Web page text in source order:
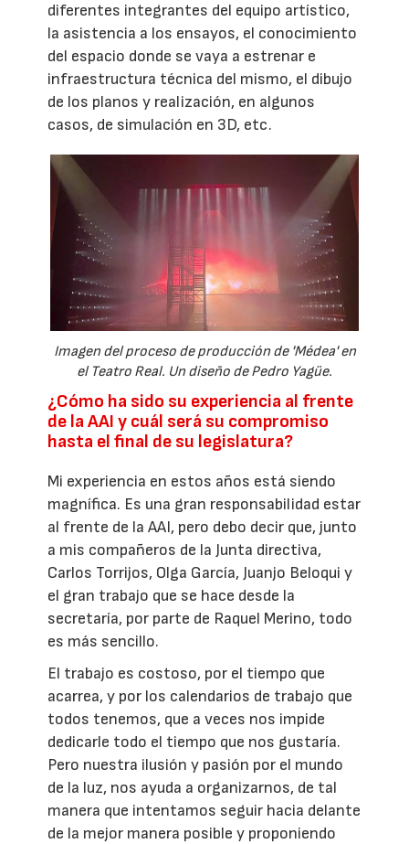
diferentes integrantes del equipo artístico,
la asistencia a los ensayos, el conocimiento
del espacio donde se vaya a estrenar e
infraestructura técnica del mismo, el dibujo
de los planos y realización, en algunos
casos, de simulación en 3D, etc.
Imagen del proceso de producción de 'Médea' en
el Teatro Real. Un diseño de Pedro Yagüe.
¿Cómo ha sido su experiencia al frente
de la AAI y cuál será su compromiso
hasta el final de su legislatura?
Mi experiencia en estos años está siendo
magnífica. Es una gran responsabilidad estar
al frente de la AAI, pero debo decir que, junto
a mis compañeros de la Junta directiva,
Carlos Torrijos, Olga García, Juanjo Beloqui y
el gran trabajo que se hace desde la
secretaría, por parte de Raquel Merino, todo
es más sencillo.
El trabajo es costoso, por el tiempo que
acarrea, y por los calendarios de trabajo que
todos tenemos, que a veces nos impide
dedicarle todo el tiempo que nos gustaría.
Pero nuestra ilusión y pasión por el mundo
de la luz, nos ayuda a organizarnos, de tal
manera que intentamos seguir hacia delante
de la mejor manera posible y proponiendo